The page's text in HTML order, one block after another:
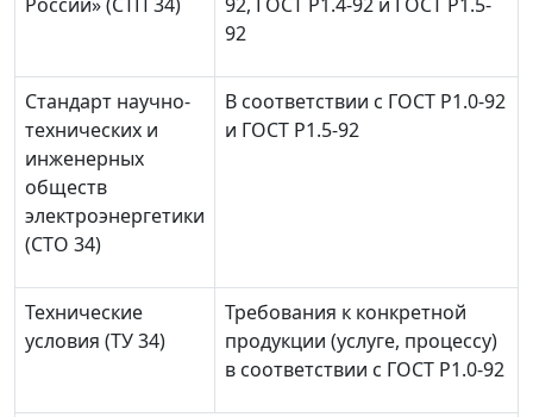
92
Стандарт научно-
технических и
инженерных
обществ
электроэнергетики
(СТО 34)
В соответствии с ГОСТ Р1.0-92
и ГОСТ Р1.5-92
Технические
условия (ТУ 34)
Требования к конкретной
продукции (услуге, процессу)
в соответствии с ГОСТ Р1.0-92